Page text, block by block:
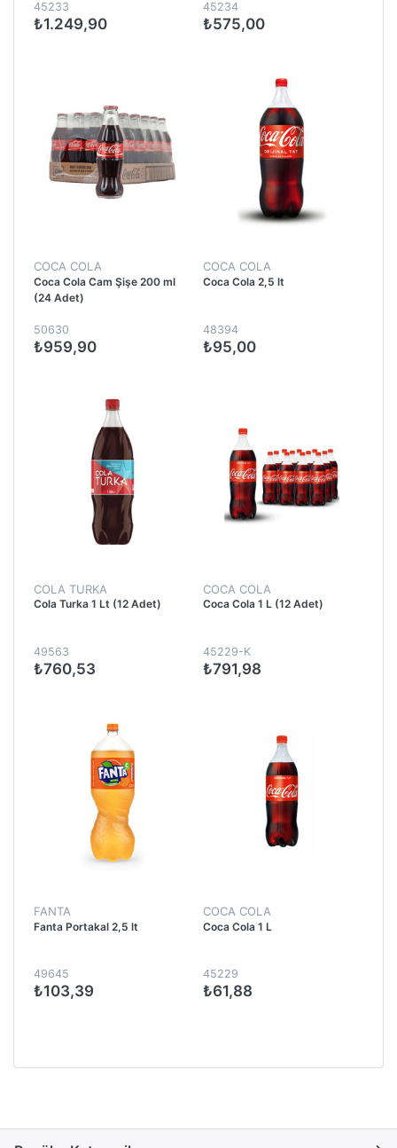
45233
₺1.249,90
45234
₺575,00
COCA COLA
Coca Cola Cam Şişe 200 ml
(24 Adet)
50630
₺959,90
COCA COLA
Coca Cola 2,5 lt
48394
₺95,00
COLA TURKA
Cola Turka 1 Lt (12 Adet)
49563
₺760,53
COCA COLA
Coca Cola 1 L (12 Adet)
45229-K
₺791,98
FANTA
Fanta Portakal 2,5 lt
49645
₺103,39
COCA COLA
Coca Cola 1 L
45229
₺61,88